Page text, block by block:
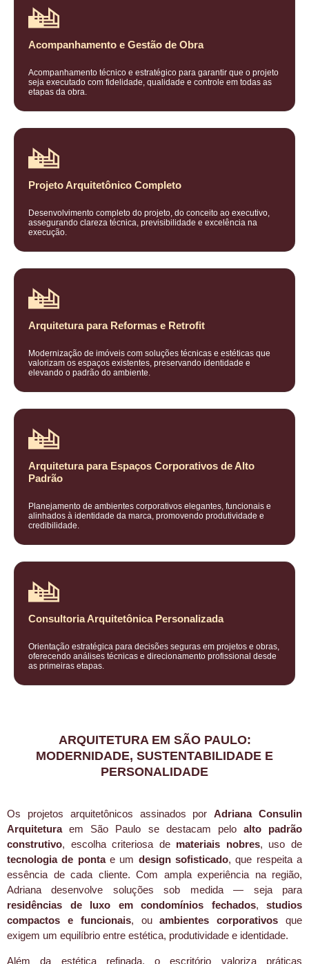
Acompanhamento e Gestão de Obra
Acompanhamento técnico e estratégico para garantir que o projeto
seja executado com fidelidade, qualidade e controle em todas as
etapas da obra.
Projeto Arquitetônico Completo
Desenvolvimento completo do projeto, do conceito ao executivo,
assegurando clareza técnica, previsibilidade e excelência na
execução.
Arquitetura para Reformas e Retrofit
Modernização de imóveis com soluções técnicas e estéticas que
valorizam os espaços existentes, preservando identidade e
elevando o padrão do ambiente.
Arquitetura para Espaços Corporativos de Alto
Padrão
Planejamento de ambientes corporativos elegantes, funcionais e
alinhados à identidade da marca, promovendo produtividade e
credibilidade.
Consultoria Arquitetônica Personalizada
Orientação estratégica para decisões seguras em projetos e obras,
oferecendo análises técnicas e direcionamento profissional desde
as primeiras etapas.
ARQUITETURA EM SÃO PAULO:
MODERNIDADE, SUSTENTABILIDADE E
PERSONALIDADE
Os projetos arquitetônicos assinados porAdriana Consulin
Arquiteturaem São Paulo se destacam pelo alto padrão
construtivo, escolha criteriosa de materiais nobres, uso de
tecnologia de pontae um design sofisticado, que respeita a
essência de cada cliente. Com ampla experiência na região,
Adriana desenvolve soluções sob medida — seja para
residências de luxo em condomínios fechados, studios
compactos e funcionais, ouambientes corporativos que
exigem um equilíbrio entre estética, produtividade e identidade.
Além da estética refinada, o escritório valoriza práticas